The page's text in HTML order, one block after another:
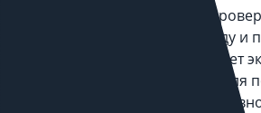
генерировать черновики и
Нейросети дополняют команду и
финальные решения принимает
ориентиром остаётся польза для
ключевых показателей